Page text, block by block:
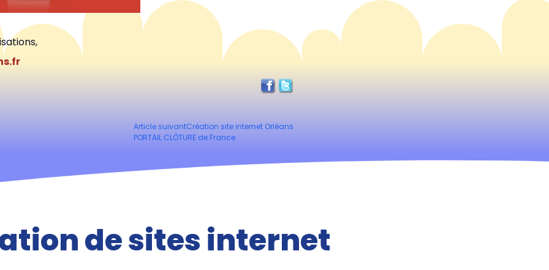
Article suivantCréation site internet Orléans
PORTAIL CLÔTURE de France
de sites internet